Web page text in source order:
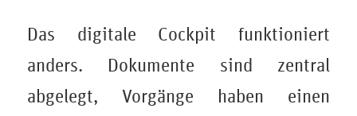
Das digitale Cockpit funktioniert
anders. Dokumente sind zentral
abgelegt, Vorgänge haben einen